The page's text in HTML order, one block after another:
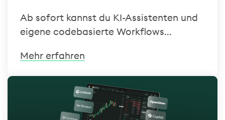
Ab sofort kannst du KI-Assistenten und
eigene codebasierte Workflows...
Mehr erfahren